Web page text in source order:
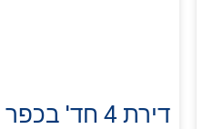
דירת 4 חד' בכפר סבא